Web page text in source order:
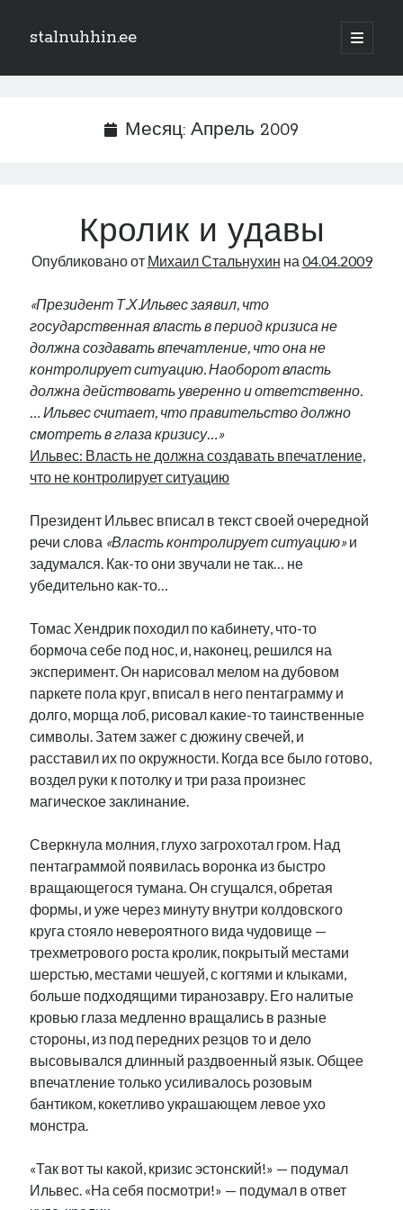
stalnuhhin.ee
отрыть
Боковая
Интеграция
Интервью
Личное
Нарва и северо-восток
Обзор прессы
Образование
Парламент и правительство
Фотографии
Экономика
Эстония и Россия
Юмор
Метки
radio narva
ансиппиада безработица видео
в поисках здравого смысла выборы высказывание
евросоюз интервью история кабинетные истории
катри райк кая каллас книга маська нарва
нацменьшинства образование обучение эстонскому
памятники парад клоунов парламент партия поводырь
подкаст потеряны данные
русскоязычное образование сми ссср стенограмма
т.х. ильвес
танк фотоотчет экономика экономика эстонии
эстония эстонский язык
Михаил Стальнухин:
mstalnuhhin@gmail.com
Отзывы и предложения по блогу:
Месяц: Апрель 2009
Кролик и удавы
Опубликовано от Михаил Стальнухин на 04.04.2009
«Президент Т.Х.Ильвес заявил, что
государственная власть в период кризиса не
должна создавать впечатление, что она не
контролирует ситуацию. Наоборот власть
должна действовать уверенно и ответственно.
… Ильвес считает, что правительство должно
смотреть в глаза кризису…»
Ильвес: Власть не должна создавать впечатление,
что не контролирует ситуацию
Президент Ильвес вписал в текст своей очередной
речи слова «Власть контролирует ситуацию»и
задумался. Как-то они звучали не так… не
убедительно как-то…
Томас Хендрик походил по кабинету, что-то
бормоча себе под нос, и, наконец, решился на
эксперимент. Он нарисовал мелом на дубовом
паркете пола круг, вписал в него пентаграмму и
долго, морща лоб, рисовал какие-то таинственные
символы. Затем зажег с дюжину свечей, и
расставил их по окружности. Когда все было готово,
воздел руки к потолку и три раза произнес
магическое заклинание.
Сверкнула молния, глухо загрохотал гром. Над
пентаграммой появилась воронка из быстро
вращающегося тумана. Он сгущался, обретая
формы, и уже через минуту внутри колдовского
круга стояло невероятного вида чудовище —
трехметрового роста кролик, покрытый местами
шерстью, местами чешуей, с когтями и клыками,
больше подходящими тиранозавру. Его налитые
кровью глаза медленно вращались в разные
стороны, из под передних резцов то и дело
высовывался длинный раздвоенный язык. Общее
впечатление только усиливалось розовым
бантиком, кокетливо украшающем левое ухо
монстра.
«Так вот ты какой, кризис эстонский!» — подумал
Ильвес. «На себя посмотри!» — подумал в ответ